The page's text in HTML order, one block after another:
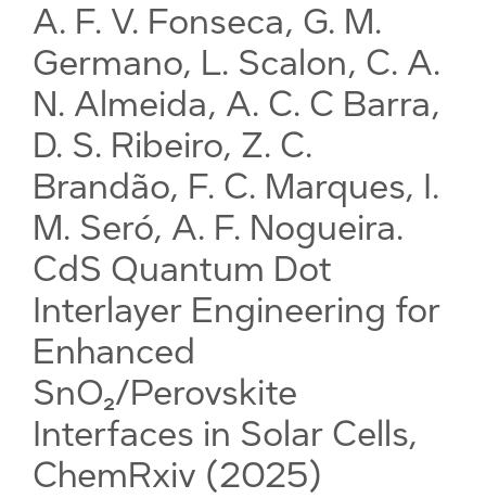
A. F. V. Fonseca, G. M.
Germano, L. Scalon, C. A.
N. Almeida, A. C. C Barra,
D. S. Ribeiro, Z. C.
Brandão, F. C. Marques, I.
M. Seró, A. F. Nogueira.
CdS Quantum Dot
Interlayer Engineering for
Enhanced
SnO₂/Perovskite
Interfaces in Solar Cells,
ChemRxiv (2025)